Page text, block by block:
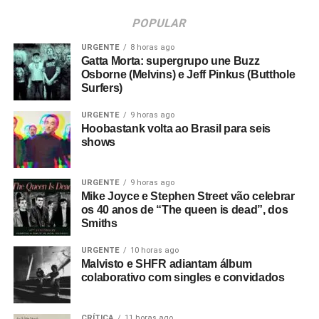
POPULAR
URGENTE 8 horas ago
Gatta Morta: supergrupo une Buzz
Osborne (Melvins) e Jeff Pinkus (Butthole
Surfers)
URGENTE 9 horas ago
Hoobastank volta ao Brasil para seis
shows
URGENTE 9 horas ago
Mike Joyce e Stephen Street vão celebrar
os 40 anos de “The queen is dead”, dos
Smiths
URGENTE 10 horas ago
Malvisto e SHFR adiantam álbum
colaborativo com singles e convidados